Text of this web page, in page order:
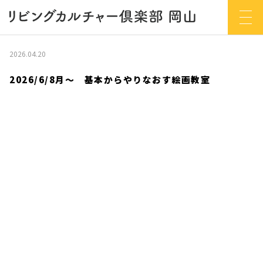
2026.04.20
2026/6/8月～ 基本からやりなおす絵画教室